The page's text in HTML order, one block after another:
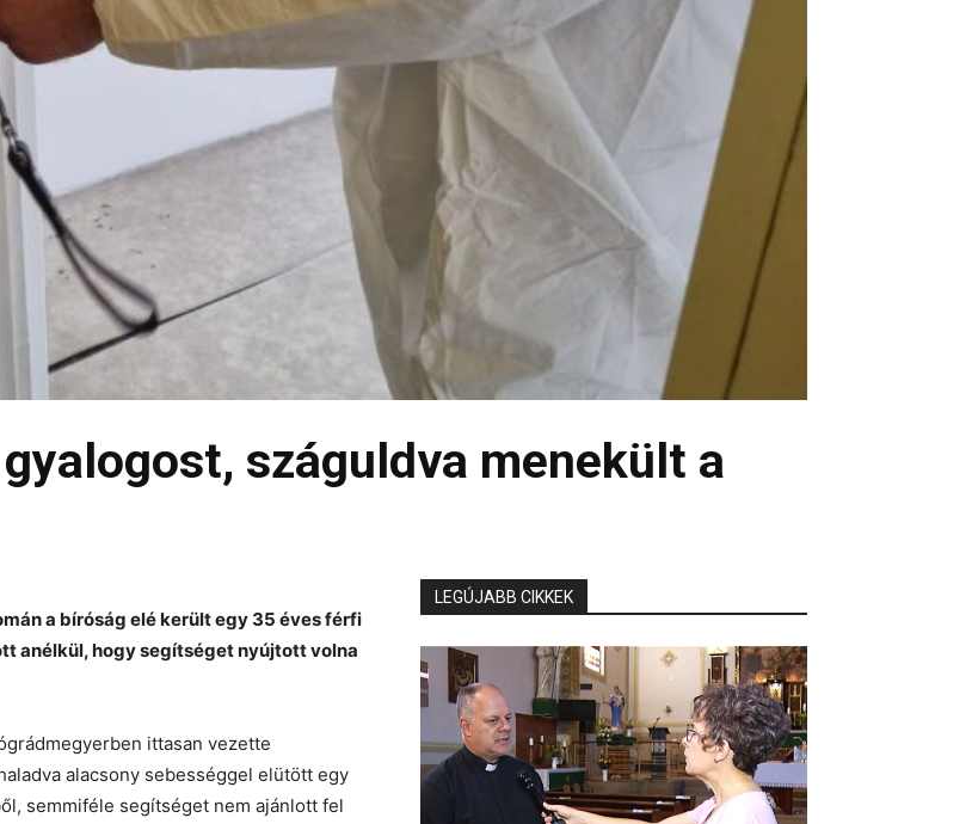
száguldva menekült a
a bíróság elé került egy 35 éves férfi
anélkül, hogy segítséget nyújtott volna
ittasan vezette
alacsony sebességgel elütött egy
semmiféle segítséget nem ajánlott fel
LEGÚJABB CIKKEK